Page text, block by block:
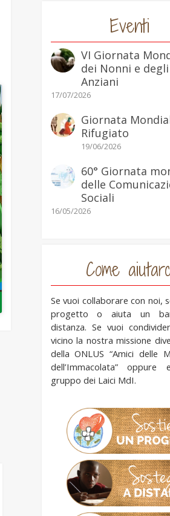
Eventi
VI Giornata
dei Nonni e degli
Anziani
17/07/2026
Giornata
Rifugiato
19/06/2026
60° Giornata
delle
Sociali
16/05/2026
Come
Se vuoi collaborare con noi,
progetto o aiuta un
distanza. Se vuoi
vicino la nostra missione
della ONLUS “Amici delle
dell’Immacolata” oppure
gruppo dei Laici MdI.